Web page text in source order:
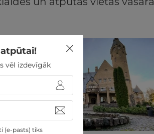
vēl izdevīgāk
(e-pasts) tiks